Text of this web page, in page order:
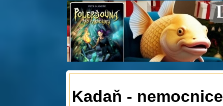
Kadaň - nemocnice